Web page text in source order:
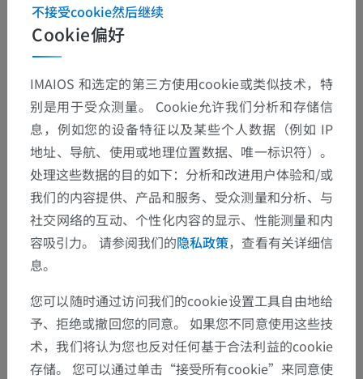
解剖层次
人体解剖学2
人体> 整合系统> 神经系统> 中枢神经系统>
脑脊膜> Leptomeninges> 蛛网膜> 脊髓蛛网膜
Cookie偏好
不接受cookie然后继续
IMAIOS 和选定的第三方使用cookie或类似技术，特
别是用于受众测量。 Cookie允许我们分析和存储信
息，例如您的设备特征以及某些个人数据（例如 IP
地址、导航、使用或地理位置数据、唯一标识符）。
处理这些数据的目的如下：分析和改进用户体验和/或
我们的内容提供、产品和服务、受众测量和分析、与
社交网络的互动、个性化内容的显示、性能测量和内
容吸引力。 请参阅我们的隐私政策，查看有关详细信
息。
您可以随时通过访问我们的cookie设置工具自由地给
予、拒绝或撤回您的同意。 如果您不同意使用这些技
术，我们将认为您也反对任何基于合法利益的cookie
存储。 您可以通过单击“接受所有cookie”来同意使